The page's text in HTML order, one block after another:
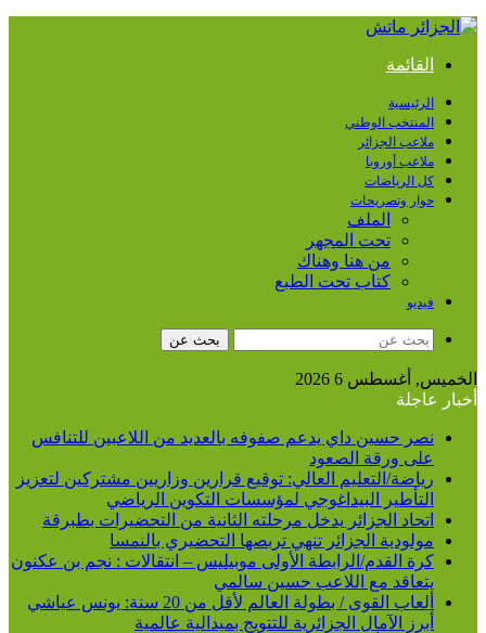
القائمة
الرئيسية
المنتخب الوطني
ملاعب الجزائر
ملاعب أوروبا
كل الرياضات
حوار وتصريحات
الملف
تحت المجهر
من هنا وهناك
كتاب تحت الطبع
فيديو
بحث عن
الخميس, أغسطس 6 2026
أخبار عاجلة
نصر حسين داي يدعم صفوفه بالعديد من اللاعبين للتنافس
على ورقة الصعود
رياضة/التعليم العالي: توقيع قرارين وزاريين مشتركين لتعزيز
التأطير البيداغوجي لمؤسسات التكوين الرياضي
اتحاد الجزائر يدخل مرحلته الثانية من التحضيرات بطبرقة
مولودية الجزائر تنهي تربصها التحضيري بالنمسا
كرة القدم/الرابطة الأولى موبيليس – انتقالات : نجم بن عكنون
يتعاقد مع اللاعب حسين سالمي
ألعاب القوى / بطولة العالم لأقل من 20 سنة: يونس عياشي
أبرز الآمال الجزائرية للتتويج بميدالية عالمية